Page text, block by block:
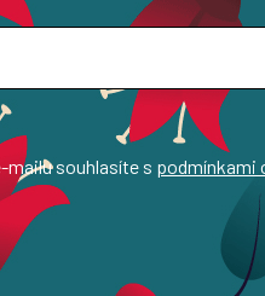
mailu souhlasíte s podmínkami